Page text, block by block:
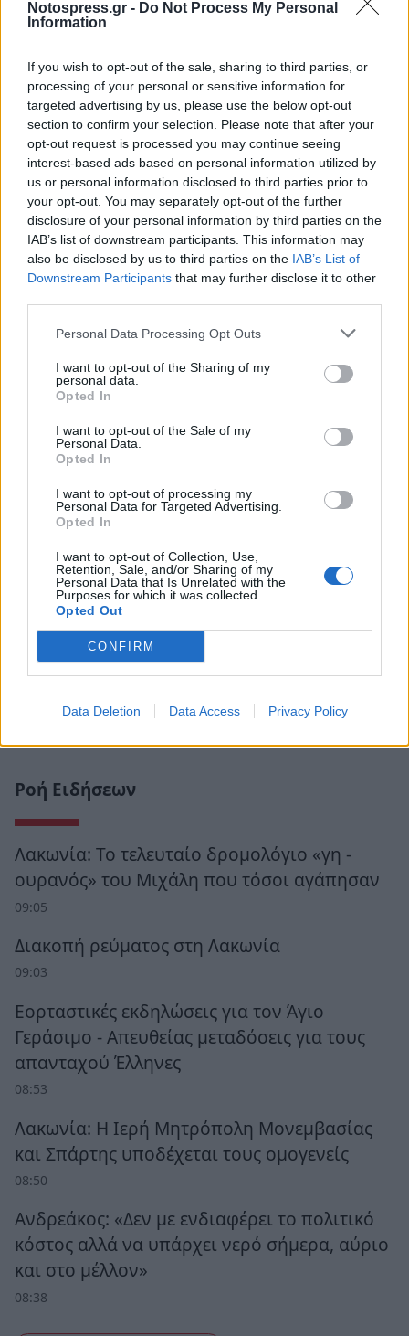
Notospress.gr - Do Not Process My Personal
Information
If you wish to opt-out of the sale, sharing to third parties, or
processing of your personal or sensitive information for
targeted advertising by us, please use the below opt-out
section to confirm your selection. Please note that after your
opt-out request is processed you may continue seeing
interest-based ads based on personal information utilized by
us or personal information disclosed to third parties prior to
your opt-out. You may separately opt-out of the further
disclosure of your personal information by third parties on the
IAB’s list of downstream participants. This information may
also be disclosed by us to third parties on the IAB’s List of
Downstream Participants that may further disclose it to other
Personal Data Processing Opt Outs
I want to opt-out of the Sharing of my
personal data.
Opted In
I want to opt-out of the Sale of my
Personal Data.
Opted In
I want to opt-out of processing my
Personal Data for Targeted Advertising.
Opted In
I want to opt-out of Collection, Use,
Retention, Sale, and/or Sharing of my
Personal Data that Is Unrelated with the
Purposes for which it was collected.
Opted Out
CONFIRM
Data Deletion Data Access Privacy Policy
κοινωνία.
Η είσοδος είναι ελεύθερη για το κοινό.
Ροή Ειδήσεων
Λακωνία: Το τελευταίο δρομολόγιο «γη -
ουρανός» του Μιχάλη που τόσοι αγάπησαν
09:05
Διακοπή ρεύματος στη Λακωνία
09:03
Εορταστικές εκδηλώσεις για τον Άγιο
Γεράσιμο - Απευθείας μεταδόσεις για τους
απανταχού Έλληνες
08:53
Λακωνία: Η Ιερή Μητρόπολη Μονεμβασίας
και Σπάρτης υποδέχεται τους ομογενείς
08:50
Ανδρεάκος: «Δεν με ενδιαφέρει το πολιτικό
κόστος αλλά να υπάρχει νερό σήμερα, αύριο
και στο μέλλον»
08:38